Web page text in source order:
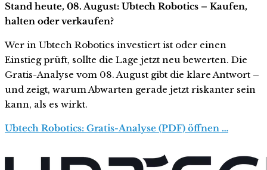
Stand heute, 08. August: Ubtech Robotics – Kaufen,
halten oder verkaufen?
Wer in Ubtech Robotics investiert ist oder einen
Einstieg prüft, sollte die Lage jetzt neu bewerten. Die
Gratis-Analyse vom 08. August gibt die klare Antwort –
und zeigt, warum Abwarten gerade jetzt riskanter sein
kann, als es wirkt.
Ubtech Robotics: Gratis-Analyse (PDF) öffnen …